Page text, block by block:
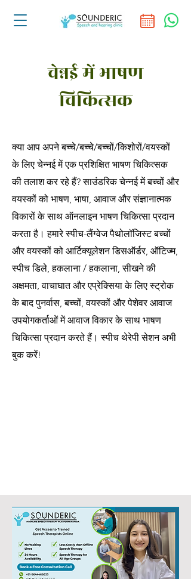
चेन्नई में भाषण
चिकित्सक
क्या आप अपने बच्चे/बच्चे/बच्चों/किशोरों/वयस्कों
के लिए चेन्नई में एक प्रशिक्षित भाषण चिकित्सक
की तलाश कर रहे हैं? साउंडरिक चेन्नई में बच्चों और
वयस्कों को भाषण, भाषा, आवाज और संज्ञानात्मक
विकारों के साथ ऑनलाइन भाषण चिकित्सा प्रदान
करता है। हमारे स्पीच-लैंग्वेज पैथोलॉजिस्ट बच्चों
और वयस्कों को आर्टिक्यूलेशन डिसऑर्डर, ऑटिज्म,
स्पीच डिले, हकलाना / हकलाना, सीखने की
अक्षमता, वाचाघात और एप्रेक्सिया के लिए स्ट्रोक
के बाद पुनर्वास, बच्चों, वयस्कों और पेशेवर आवाज
उपयोगकर्ताओं में आवाज विकार के साथ भाषण
चिकित्सा प्रदान करते हैं। स्पीच थेरेपी सेशन अभी
बुक करें!